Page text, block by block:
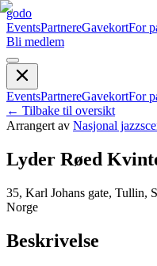
godo
EventsPartnereGavekortFor
Bli medlem
EventsPartnereGavekortFor
← Tilbake til oversikt
Arrangert av Nasjonal
Lyder Røed
35, Karl Johans gate, Tullin,
Norge
Beskrivelse